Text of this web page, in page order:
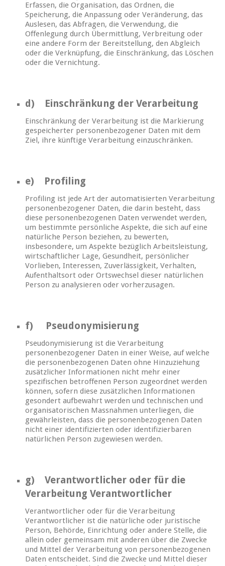
Erfassen, die Organisation, das Ordnen, die
Speicherung, die Anpassung oder Veränderung, das
Auslesen, das Abfragen, die Verwendung, die
Offenlegung durch Übermittlung, Verbreitung oder
eine andere Form der Bereitstellung, den Abgleich
oder die Verknüpfung, die Einschränkung, das Löschen
oder die Vernichtung.
d) Einschränkung der Verarbeitung
Einschränkung der Verarbeitung ist die Markierung
gespeicherter personenbezogener Daten mit dem
Ziel, ihre künftige Verarbeitung einzuschränken.
e) Profiling
Profiling ist jede Art der automatisierten Verarbeitung
personenbezogener Daten, die darin besteht, dass
diese personenbezogenen Daten verwendet werden,
um bestimmte persönliche Aspekte, die sich auf eine
natürliche Person beziehen, zu bewerten,
insbesondere, um Aspekte bezüglich Arbeitsleistung,
wirtschaftlicher Lage, Gesundheit, persönlicher
Vorlieben, Interessen, Zuverlässigkeit, Verhalten,
Aufenthaltsort oder Ortswechsel dieser natürlichen
Person zu analysieren oder vorherzusagen.
f) Pseudonymisierung
Pseudonymisierung ist die Verarbeitung
personenbezogener Daten in einer Weise, auf welche
die personenbezogenen Daten ohne Hinzuziehung
zusätzlicher Informationen nicht mehr einer
spezifischen betroffenen Person zugeordnet werden
können, sofern diese zusätzlichen Informationen
gesondert aufbewahrt werden und technischen und
organisatorischen Massnahmen unterliegen, die
gewährleisten, dass die personenbezogenen Daten
nicht einer identifizierten oder identifizierbaren
natürlichen Person zugewiesen werden.
g) Verantwortlicher oder für die
Verarbeitung Verantwortlicher
Verantwortlicher oder für die Verarbeitung
Verantwortlicher ist die natürliche oder juristische
Person, Behörde, Einrichtung oder andere Stelle, die
allein oder gemeinsam mit anderen über die Zwecke
und Mittel der Verarbeitung von personenbezogenen
Daten entscheidet. Sind die Zwecke und Mittel dieser